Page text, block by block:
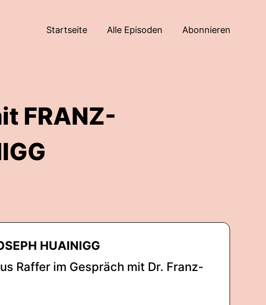
Startseite Alle Episoden Abonnieren
FRANZ-